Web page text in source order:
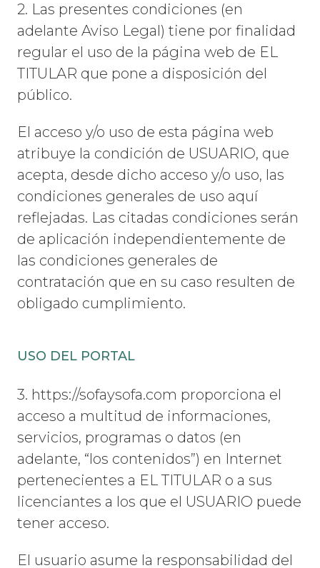
2. Las presentes condiciones (en
adelante Aviso Legal) tiene por finalidad
regular el uso de la página web de EL
TITULAR que pone a disposición del
público.
El acceso y/o uso de esta página web
atribuye la condición de USUARIO, que
acepta, desde dicho acceso y/o uso, las
condiciones generales de uso aquí
reflejadas. Las citadas condiciones serán
de aplicación independientemente de
las condiciones generales de
contratación que en su caso resulten de
obligado cumplimiento.
USO DEL PORTAL
3. https://sofaysofa.com proporciona el
acceso a multitud de informaciones,
servicios, programas o datos (en
adelante, “los contenidos”) en Internet
pertenecientes a EL TITULAR o a sus
licenciantes a los que el USUARIO puede
tener acceso.
El usuario asume la responsabilidad del